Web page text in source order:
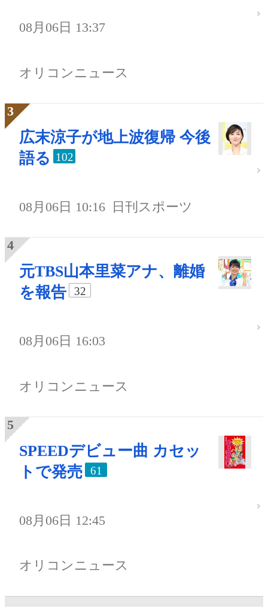
08月06日 13:37
オリコンニュース
広末涼子が地上波復帰 今後
語る 102
08月06日 10:16 日刊スポーツ
元TBS山本里菜アナ、離婚
を報告
32
08月06日 16:03
オリコンニュース
SPEEDデビュー曲 カセッ
トで発売
61
08月06日 12:45
オリコンニュース